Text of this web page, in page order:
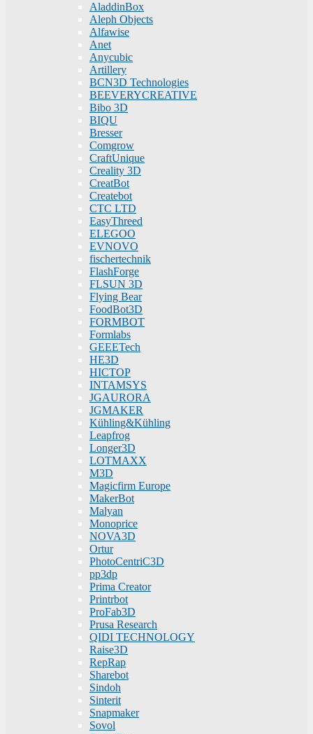
AladdinBox
Aleph Objects
Alfawise
Anet
Anycubic
Artillery
BCN3D Technologies
BEEVERYCREATIVE
Bibo 3D
BIQU
Bresser
Comgrow
CraftUnique
Creality 3D
CreatBot
Createbot
CTC LTD
EasyThreed
ELEGOO
EVNOVO
fischertechnik
FlashForge
FLSUN 3D
Flying Bear
FoodBot3D
FORMBOT
Formlabs
GEEETech
HE3D
HICTOP
INTAMSYS
JGAURORA
JGMAKER
Kühling&Kühling
Leapfrog
Longer3D
LOTMAXX
M3D
Magicfirm Europe
MakerBot
Malyan
Monoprice
NOVA3D
Ortur
PhotoCentriC3D
pp3dp
Prima Creator
Printrbot
ProFab3D
Prusa Research
QIDI TECHNOLOGY
Raise3D
RepRap
Sharebot
Sindoh
Sinterit
Snapmaker
Sovol